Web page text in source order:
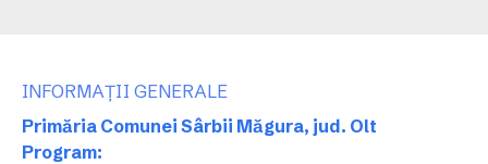
INFORMAȚII GENERALE
Primăria Comunei Sârbii Măgura, jud. Olt
Program: